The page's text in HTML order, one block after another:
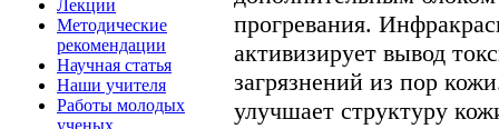
Лекции
Методические
рекомендации
Научная статья
Наши учителя
Работы молодых
ученых
прогревания.
активизирует вывод
загрязнений из пор
улучшает структуру